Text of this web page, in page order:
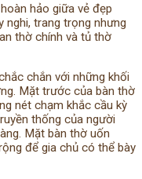
hảo giữa vẻ đẹp
nghi, trang trọng nhưng
thờ chính và tủ thờ
chắn với những khối
Mặt trước của bàn thờ
nét chạm khắc cầu kỳ
thống của người
Mặt bàn thờ uốn
để gia chủ có thể bày